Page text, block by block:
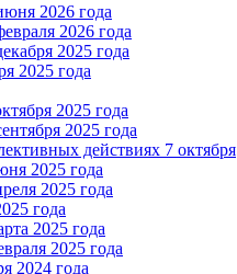
2026 года
2026 года
2025 года
2025 года
2025 года
2025 года
действиях 7 октября
2025 года
2025 года
года
2025 года
2025 года
2024 года